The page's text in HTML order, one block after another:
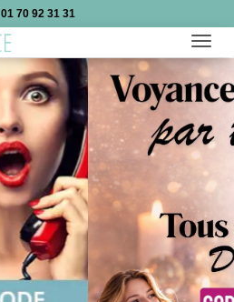
01 70 92 31 31